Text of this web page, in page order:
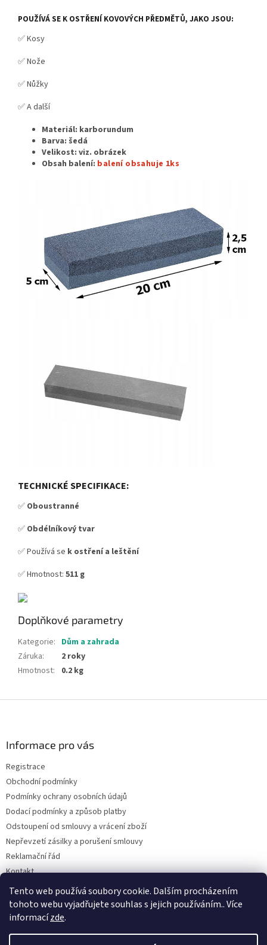
Tento web používá soubory cookie. Dalším procházením
tohoto webu vyjadřujete souhlas s jejich používáním.. Více
informacízde.
POUŽÍVÁ SE K OSTŘENÍ KOVOVÝCH PŘEDMĚTŮ, JAKO JSOU:
✅ Kosy
✅ Nože
✅ Nůžky
✅ A další
Materiál: karborundum
Barva: šedá
Velikost: viz. obrázek
Obsah balení: balení obsahuje 1ks
TECHNICKÉ SPECIFIKACE:
✅ Oboustranné
✅ Obdélníkový tvar
✅ Používá se k ostření a leštění
✅ Hmotnost: 511 g
Doplňkové parametry
Kategorie: Dům a zahrada
Záruka:
2 roky
Hmotnost: 0.2 kg
Informace pro vás
Registrace
Obchodní podmínky
Podmínky ochrany osobních údajů
Dodací podmínky a způsob platby
Odstoupení od smlouvy a vrácení zboží
Nepřevzetí zásilky a porušení smlouvy
Reklamační řád
Kontakt
Napište nám